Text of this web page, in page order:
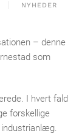
NYHEDER
– denne
som
I hvert fald
forskellige
industrianlæg.